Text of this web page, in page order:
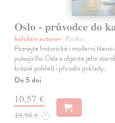
Oslo - průvodce do
kolektív autorov| Kniha
Poznejte historické i moderní
pulsujícího Osla a objevte jeho
krásné pobřeží i přírodní poklady.
Do 5 dní
10,57 €
10,90 € ?